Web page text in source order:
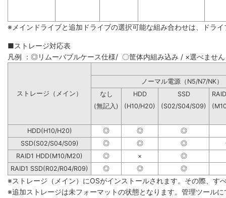
※メインドライブと追加ドライブの選択可能な組み合わせは、ドラ
■ストレージ対応表
凡例 ：◎リムーバブルケース仕様/ 〇筐体内組み込み / ×選べません
ノーマル電源（N5/
ストレージ（メイン）
なし HDD SSD
(無記入)
(H10/H20) (S02/S04/S09)
HDD(H10/H20) ◎ ◎
◎
SSD(S02/S04/S09)
◎ ◎ ◎
RAID1 HDD(M10/M20)
◎ ×
◎
RAID1 SSD(R02/R04/R09)
◎ ◎ ◎
※ストレージ（メイン）にOSがインストールされます。その際、す
※追加ストレージは未フォーマットの状態となります。管理ツール